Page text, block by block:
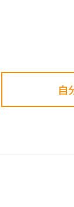
自